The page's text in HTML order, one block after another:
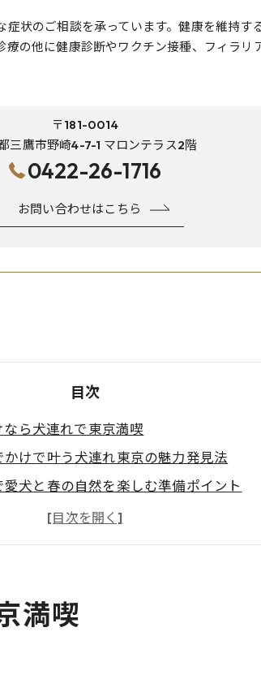
状のご相談を承っています。健康を維持
の他に健康診断やワクチン接種、フィラ
〒181-0014
三鷹市野崎4-7-1 マロンテラス2階
0422-26-1716
お問い合わせはこちら
目次
ら犬連れで東京満喫
かけで叶う犬連れ東京の魅力発見法
愛犬と春の自然を楽しむ準備ポイント
かけにおすすめな犬と行ける東京散歩道
のおでかけを安全に楽しむ犬同伴マナー
春を感じる犬と歩けるおすすめ公園
気の春のおでかけ東京自然エリア活用術
満喫